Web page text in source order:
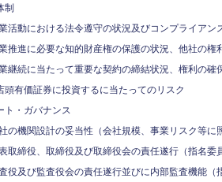
制
活動における法令遵守の状況及びコンプライアン
推進に必要な知的財産権の保護の状況、他社の権
継続に当たって重要な契約の締結状況、権利の確
頭有価証券に投資するに当たってのリスク
ト・ガバナンス
の機関設計の妥当性（会社規模、事業リスク等に
取締役、取締役及び取締役会の責任遂行（指名
役及び監査役会の責任遂行並びに内部監査機能